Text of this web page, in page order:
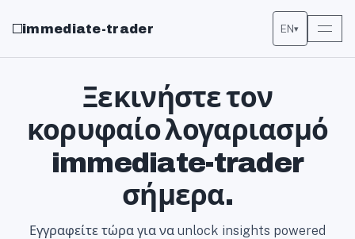
immediate-trader EN▾
Ξεκινήστε τον
κορυφαίο λογαριασμό
immediate-trader
σήμερα.
Εγγραφείτε τώρα για να unlock insights powered